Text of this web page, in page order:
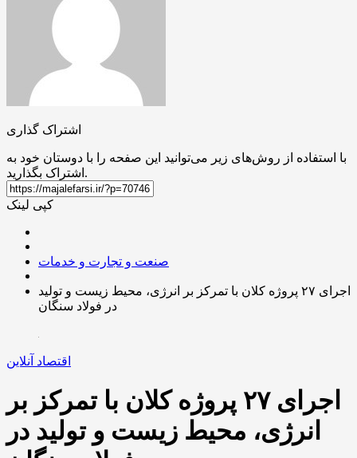
اشتراک گذاری
با استفاده از روش‌های زیر می‌توانید این صفحه را با دوستان خود به
اشتراک بگذارید.
کپی لینک
صنعت و تجارت و خدمات
اجرای ۲۷ پروژه کلان با تمرکز بر انرژی، محیط زیست و تولید
در فولاد سنگان
اقتصاد آنلاین
اجرای ۲۷ پروژه کلان با تمرکز بر
انرژی، محیط زیست و تولید در